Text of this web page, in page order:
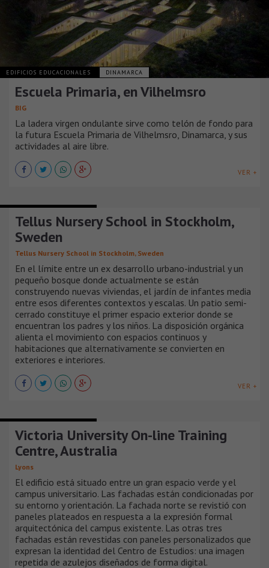
EDIFICIOS EDUCACIONALES DINAMARCA
Escuela Primaria, en Vilhelmsro
BIG
La ladera virgen ondulante sirve como telón de fondo para
la futura Escuela Primaria de Vilhelmsro, Dinamarca, y sus
actividades al aire libre.
VER +
Tellus Nursery School in Stockholm,
Sweden
Tellus Nursery School in Stockholm, Sweden
En el límite entre un ex desarrollo urbano-industrial y un
pequeño bosque donde actualmente se están
construyendo nuevas viviendas, el jardín de infantes media
entre esos diferentes contextos y escalas. Un patio semi-
cerrado constituye el primer espacio exterior donde se
encuentran los padres y los niños. La disposición orgánica
alienta el movimiento con espacios continuos y
habitaciones que alternativamente se convierten en
exteriores e interiores.
VER +
Victoria University On-line Training
Centre, Australia
Lyons
El edificio está situado entre un gran espacio verde y el
campus universitario. Las fachadas están condicionadas por
su entorno y orientación. La fachada norte se revistió con
paneles plateados en respuesta a la expresión formal
arquitectónica del campus existente. Las otras tres
fachadas están revestidas con paneles personalizados que
expresan la identidad del Centro de Estudios: una imagen
repetida de azulejos diseñados de forma digital.